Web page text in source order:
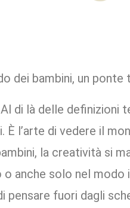
dei bambini, un ponte
di là delle definizioni
l’arte di vedere il
la creatività si
anche solo nel modo
fuori dagli